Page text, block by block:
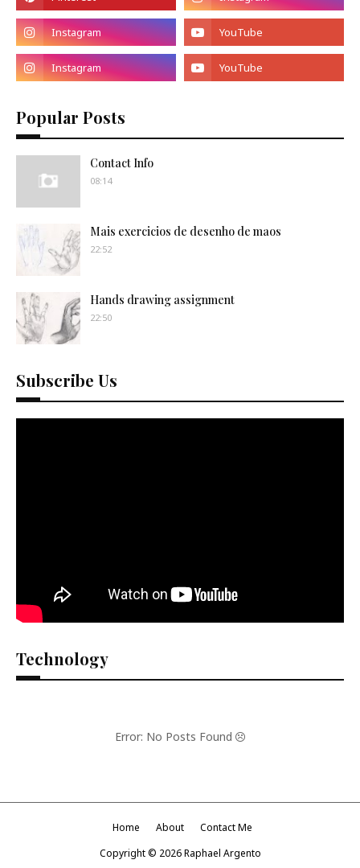
Popular Posts
Contact Info
08:14
Mais exercicios de desenho de maos
22:52
Hands drawing assignment
22:50
Subscribe Us
Technology
Error: No Posts Found
Home About
Contact Me
Copyright © 2026Raphael Argento